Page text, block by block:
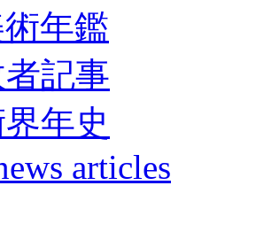
年鑑
記事
年史
articles